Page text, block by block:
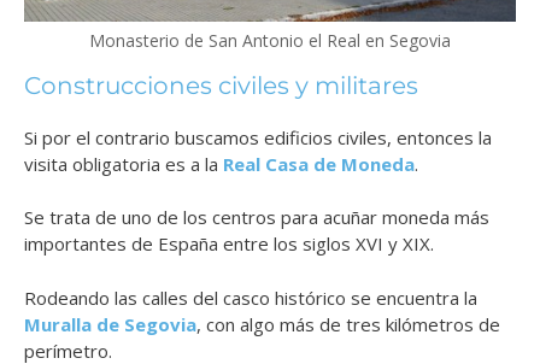
Monasterio de San Antonio el Real en Segovia
Construcciones civiles y militares
Si por el contrario buscamos edificios civiles, entonces la
visita obligatoria es a la Real Casa de Moneda.
Se trata de uno de los centros para acuñar moneda más
importantes de España entre los siglos XVI y XIX.
Rodeando las calles del casco histórico se encuentra la
Muralla de Segovia, con algo más de tres kilómetros de
perímetro.